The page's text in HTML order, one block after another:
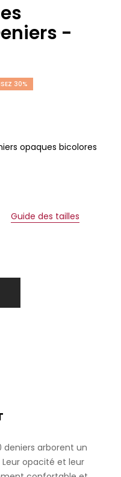
-
30%
opaques bicolores
Guide des tailles
deniers arborent un
opacité et leur